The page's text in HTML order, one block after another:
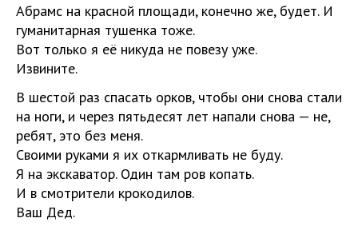
Абрамс на красной площади, конечно же, будет. И
гуманитарная тушенка тоже.
Вот только я её никуда не повезу уже.
Извините.
В шестой раз спасать орков, чтобы они снова стали
на ноги, и через пятьдесят лет напали снова — не,
ребят, это без меня.
Своими руками я их откармливать не буду.
Я на экскаватор. Один там ров копать.
И в смотрители крокодилов.
Ваш Дед.